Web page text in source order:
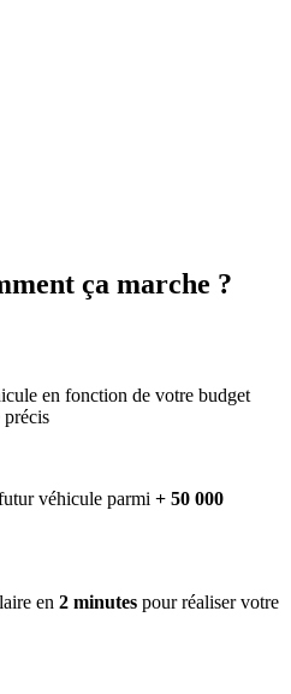
ça marche ?
en fonction de votre budget
précis
véhicule parmi + 50 000
en 2 minutes pour réaliser votre